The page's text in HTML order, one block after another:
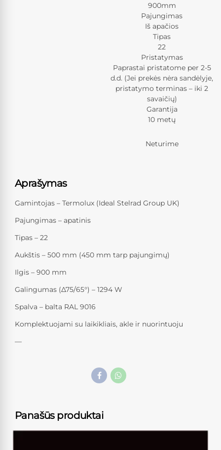
900mm
Pajungimas
Iš apačios
Tipas
22
Pristatymas
Paprastai pristatome per 2-5
d.d. (Jei prekės nėra sandėlyje,
pristatymo terminas – iki 2
savaičių)
Garantija
10 metų
Neturime
Aprašymas
Gamintojas – Termolux (Ideal Stelrad Group UK)
Pajungimas – apatinis
Tipas – 22
Aukštis – 500 mm (450 mm tarp pajungimų)
Ilgis – 900 mm
Galingumas (Δ75/65°) – 1294 W
Spalva – balta RAL 9016
Komplektuojami su laikikliais, akle ir nuorintuoju
—
Panašūs produktai